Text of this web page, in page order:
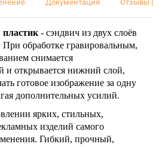
Документация Отзывы (0)
- сэндвич из двух слоёв
При обработке гравировальным,
снимается
и открывается нижний слой,
готовое изображение за одну
дополнительных усилий.
ярких, стильных,
изделий самого
Гибкий, прочный,